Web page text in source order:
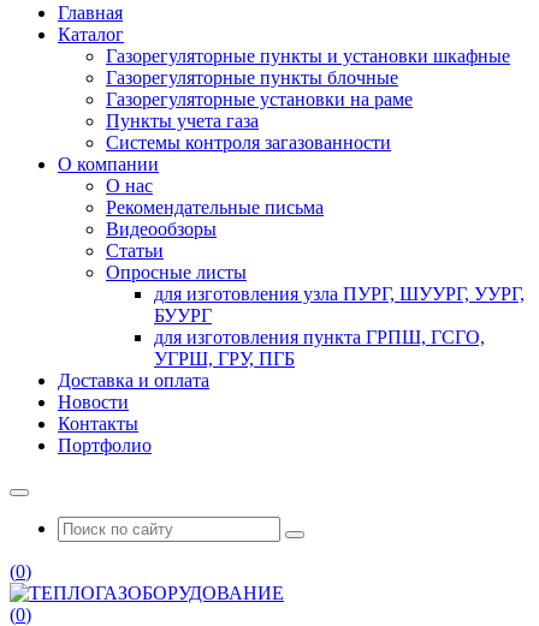
Главная
Каталог
Газорегуляторные пункты и установки шкафные
Газорегуляторные пункты блочные
Газорегуляторные установки на раме
Пункты учета газа
Системы контроля загазованности
О компании
О нас
Рекомендательные письма
Видеообзоры
Статьи
Опросные листы
для изготовления узла ПУРГ, ШУУРГ, УУРГ,
БУУРГ
для изготовления пункта ГРПШ, ГСГО,
УГРШ, ГРУ, ПГБ
Доставка и оплата
Новости
Контакты
Портфолио
(0)
(0)